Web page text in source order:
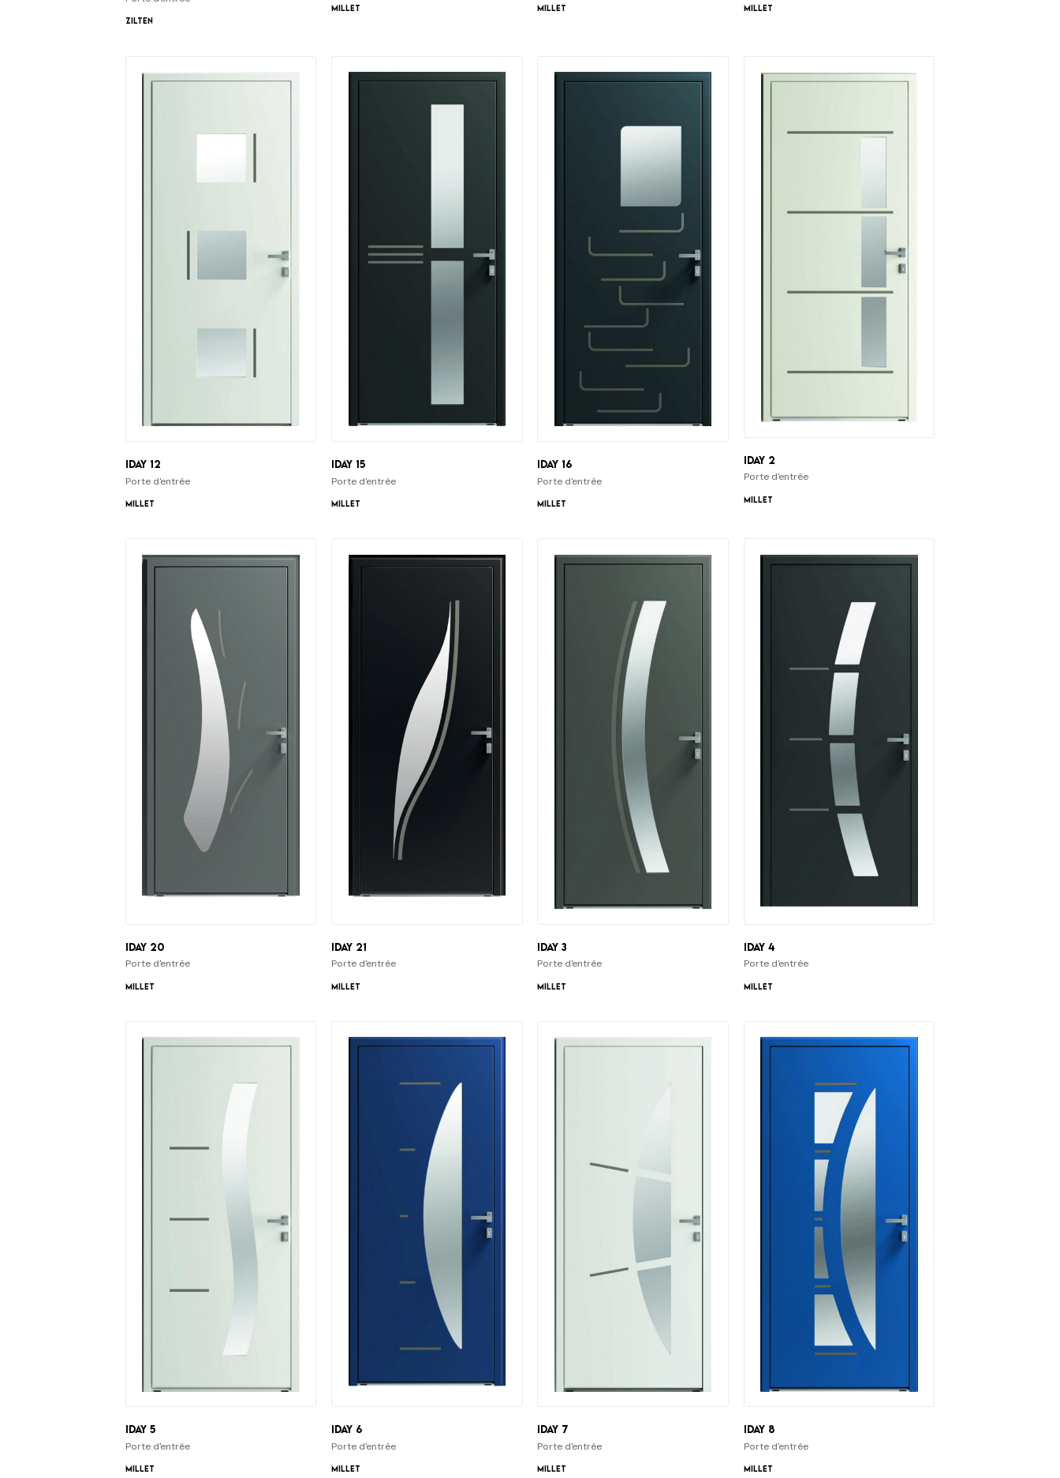
Zilten
Millet Millet Millet
iDay 12
Porte d'entrée
Millet
iDay 15
Porte d'entrée
Millet
iDay 16
Porte d'entrée
Millet
iDay 2
Porte d'entrée
Millet
iDay 20
Porte d'entrée
Millet
iDay 21
Porte d'entrée
Millet
iDay 3
Porte d'entrée
Millet
iDay 4
Porte d'entrée
Millet
iDay 5
Porte d'entrée
Millet
iDay 6
Porte d'entrée
Millet
iDay 7
Porte d'entrée
Millet
iDay 8
Porte d'entrée
Millet